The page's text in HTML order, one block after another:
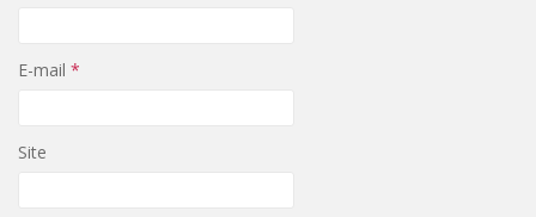
E-mail *
Site